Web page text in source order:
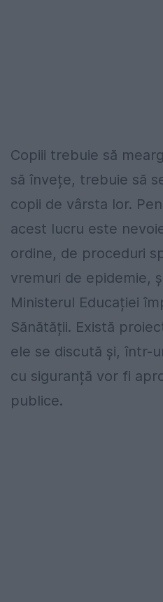
Copiii trebuie să
să învețe, trebuie să
copii de vârsta lor.
acest lucru este
ordine, de proceduri
vremuri de epidemie,
Ministerul Educației
Sănătății. Există
ele se discută și, într-
cu siguranță vor fi
publice.